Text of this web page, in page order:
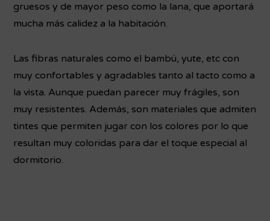
gruesos y de mayor peso como la lana, que aportará
mucha más calidez a la habitación.
Las fibras naturales como el bambú, yute, etc con
muy confortables y agradables tanto al tacto como a
la vista. Aunque puedan parecer muy frágiles, son
muy resistentes. Además, son materiales que admiten
tintes que permiten jugar con los colores por lo que
resultan muy coloridas para dar el toque especial al
dormitorio.